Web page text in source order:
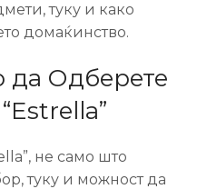
туку и како
домаќинство.
да Одберете
не само што
туку и можност да